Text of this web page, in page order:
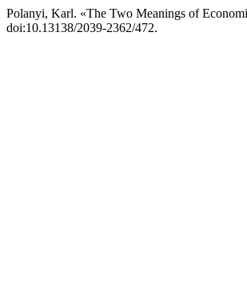
Polanyi, Karl. «The Two Meanings of
doi:10.13138/2039-2362/472.